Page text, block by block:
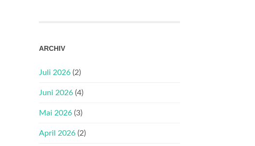
ARCHIV
Juli 2026 (2)
Juni 2026 (4)
Mai 2026 (3)
April 2026 (2)